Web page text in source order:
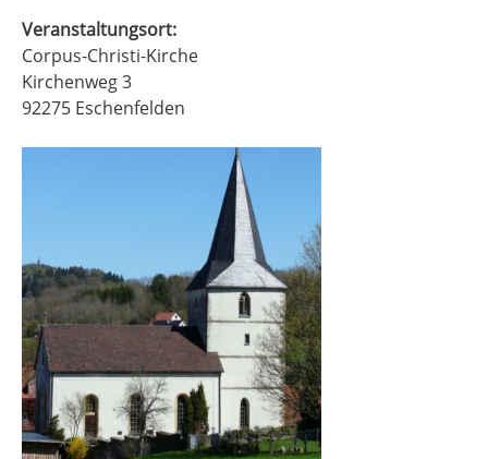
Veranstaltungsort:
Corpus-Christi-Kirche
Kirchenweg 3
92275 Eschenfelden